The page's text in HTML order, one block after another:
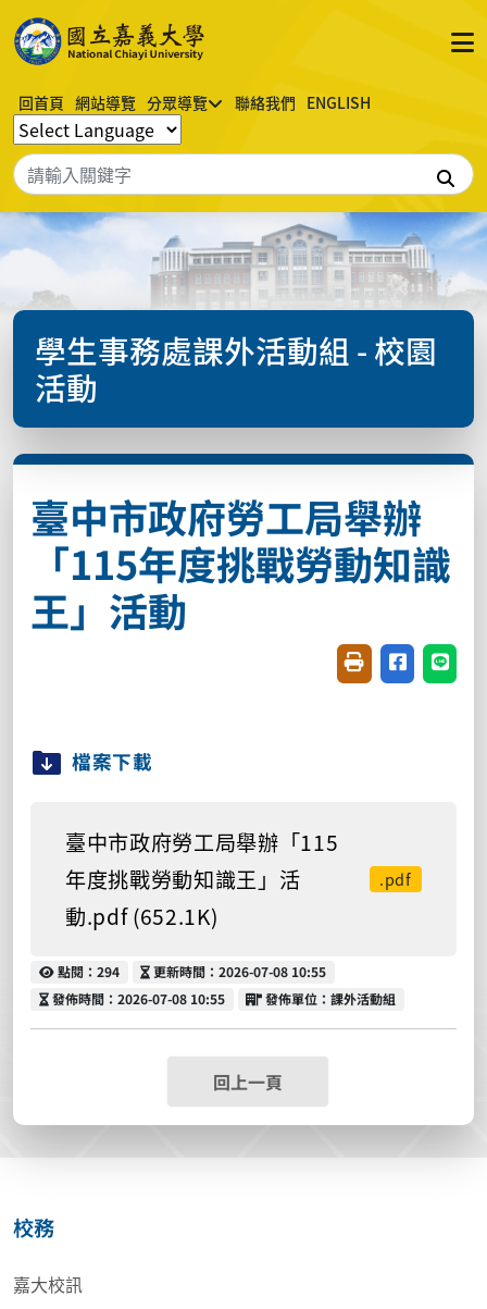
回首頁 網站導覽 分眾導覽 聯絡我們 ENGLISH
搜尋
學生事務處課外活動組 - 校園
活動
臺中市政府勞工局舉辦
「115年度挑戰勞動知識
王」活動
友善列印(開新視
分享至臉書
分享
檔案下載
臺中市政府勞工局舉辦「115
年度挑戰勞動知識王」活
動.pdf (652.1K)
.pdf
點閱
點閱：294 更新時間
更新時間：2026-07-08 10:55
發佈時間
發佈時間：2026-07-08 10:55 發佈單位
發佈單位：課外活動組
回上一頁
校務
嘉大校訊